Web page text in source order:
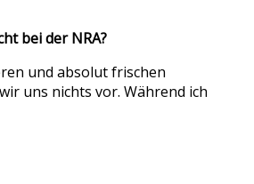
bei der NRA?
und absolut frischen
uns nichts vor. Während ich